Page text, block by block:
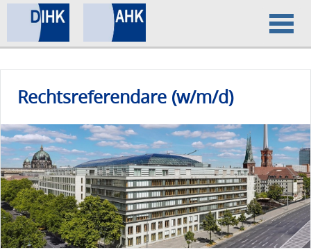
Datenschutz
Impressum
Rechtsreferendare (w/m/d)